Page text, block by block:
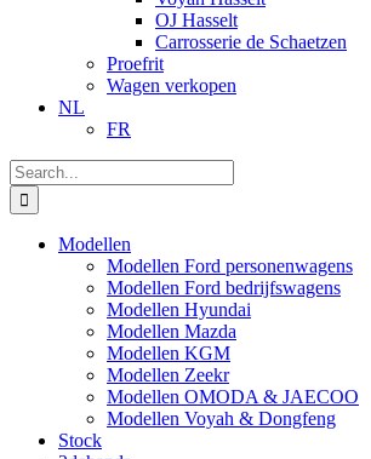
OJ Hasselt
Carrosserie de Schaetzen
Proefrit
Wagen verkopen
NL
FR
Search
for:
Modellen
Modellen Ford personenwagens
Modellen Ford bedrijfswagens
Modellen Hyundai
Modellen Mazda
Modellen KGM
Modellen Zeekr
Modellen OMODA & JAECOO
Modellen Voyah & Dongfeng
Stock